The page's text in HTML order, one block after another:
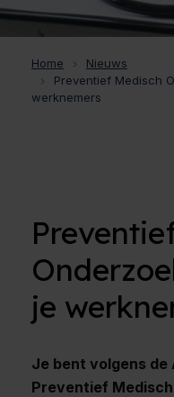
Home
Nieuws
Preventief Medisch
werknemers
je
Je bent volgens
Preventief